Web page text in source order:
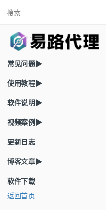
常见问题▶
使用教程▶
软件说明▶
视频案例▶
更新日志
博客文章▶
软件下载
返回首页